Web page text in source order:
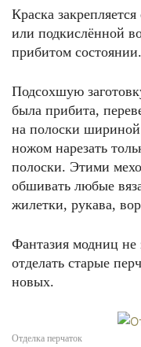
Краска
или подкислённой
прибитом состоянии.
Подсохшую
была прибита,
на полоски
ножом нарезать
полоски. Этими
обшивать любые
жилетки, рукава,
Фантазия модниц
отделать старые
новых.
Отделка перчаток